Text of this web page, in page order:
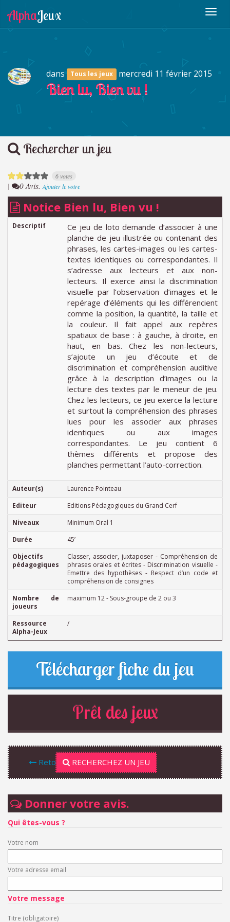
dans Tous les jeux mercredi 11 février 2015
Bien lu, Bien vu !
Rechercher un jeu
6 votes
| 0 Avis. Ajouter le votre
Notice Bien lu, Bien vu !
Descriptif
Ce jeu de loto demande d’associer à une
planche de jeu illustrée ou contenant des
phrases, les cartes-images ou les cartes-
textes identiques ou correspondantes. Il
s’adresse aux lecteurs et aux non-
lecteurs. Il exerce ainsi la discrimination
visuelle par l’observation d’images et le
repérage d’éléments qui les différencient
comme la position, la quantité, la taille et
la couleur. Il fait appel aux repères
spatiaux de base : à gauche, à droite, en
haut, en bas. Chez les non-lecteurs,
s’ajoute un jeu d’écoute et de
discrimination et compréhension auditive
grâce à la description d’images ou la
lecture des textes par le meneur de jeu.
Chez les lecteurs, ce jeu exerce la lecture
et surtout la compréhension des phrases
lues pour les associer aux phrases
identiques ou aux images
correspondantes. Le jeu contient 6
thèmes différents et propose des
planches permettant l’auto-correction.
Auteur(s)
Laurence Pointeau
Editeur
Editions Pédagogiques du Grand Cerf
Niveaux
Minimum Oral 1
Durée
45’
Objectifs
pédagogiques
Classer, associer, juxtaposer - Compréhension de
phrases orales et écrites - Discrimination visuelle -
Emettre des hypothèses - Respect d’un code et
compréhension de consignes
Nombre de
joueurs
maximum 12 - Sous-groupe de 2 ou 3
Ressource
Alpha-Jeux
/
Télécharger fiche du jeu
Prêt des jeux
Retour RECHERCHEZ UN JEU
Donner votre avis.
Qui êtes-vous ?
Votre nom
Votre adresse email
Votre message
Titre (obligatoire)